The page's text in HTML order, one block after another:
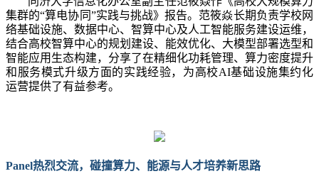
集群的“算电协同”实践与挑战》报告。范筱焱长期负责学校网
络基础设施、数据中心、智算中心及人工智能服务建设运维，
结合高校智算中心的规划建设、能效优化、大模型部署选型和
智能应用生态构建，分享了在精细化功耗管理、算力密度提升
和服务模式升级方面的实践经验，为高校AI基础设施集约化
运营提供了有益参考。
Panel热烈交流，碰撞算力、能源与人才培养新思路